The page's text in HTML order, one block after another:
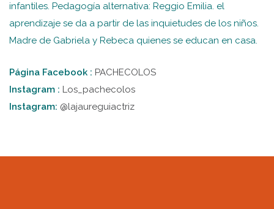
infantiles. Pedagogía alternativa: Reggio Emilia. el
aprendizaje se da a partir de las inquietudes de los niños.
Madre de Gabriela y Rebeca quienes se educan en casa.
Página Facebook : PACHECOLOS
Instagram : Los_pachecolos
Instagram: @lajaureguiactriz